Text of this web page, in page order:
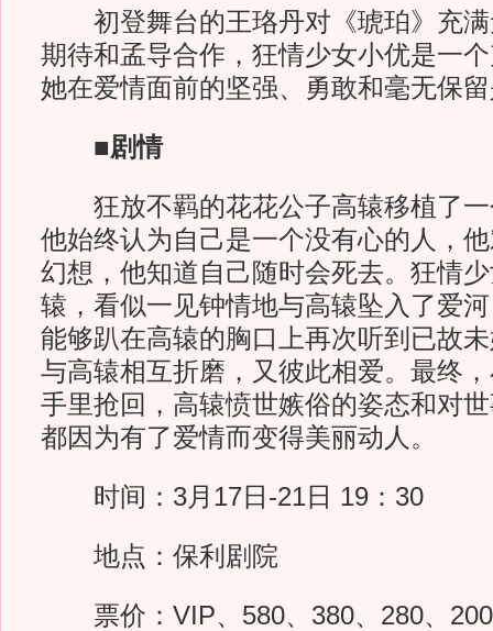
初登舞台的王珞丹对《琥珀》充满
期待和孟导合作，狂情少女小优是一
她在爱情面前的坚强、勇敢和毫无保
■剧情
狂放不羁的花花公子高辕移植了一
他始终认为自己是一个没有心的人，
幻想，他知道自己随时会死去。狂情
辕，看似一见钟情地与高辕坠入了爱
能够趴在高辕的胸口上再次听到已故
与高辕相互折磨，又彼此相爱。最终
手里抢回，高辕愤世嫉俗的姿态和对
都因为有了爱情而变得美丽动人。
时间：3月17日-21日 19：30
地点：保利剧院
票价：VIP、580、380、280、200